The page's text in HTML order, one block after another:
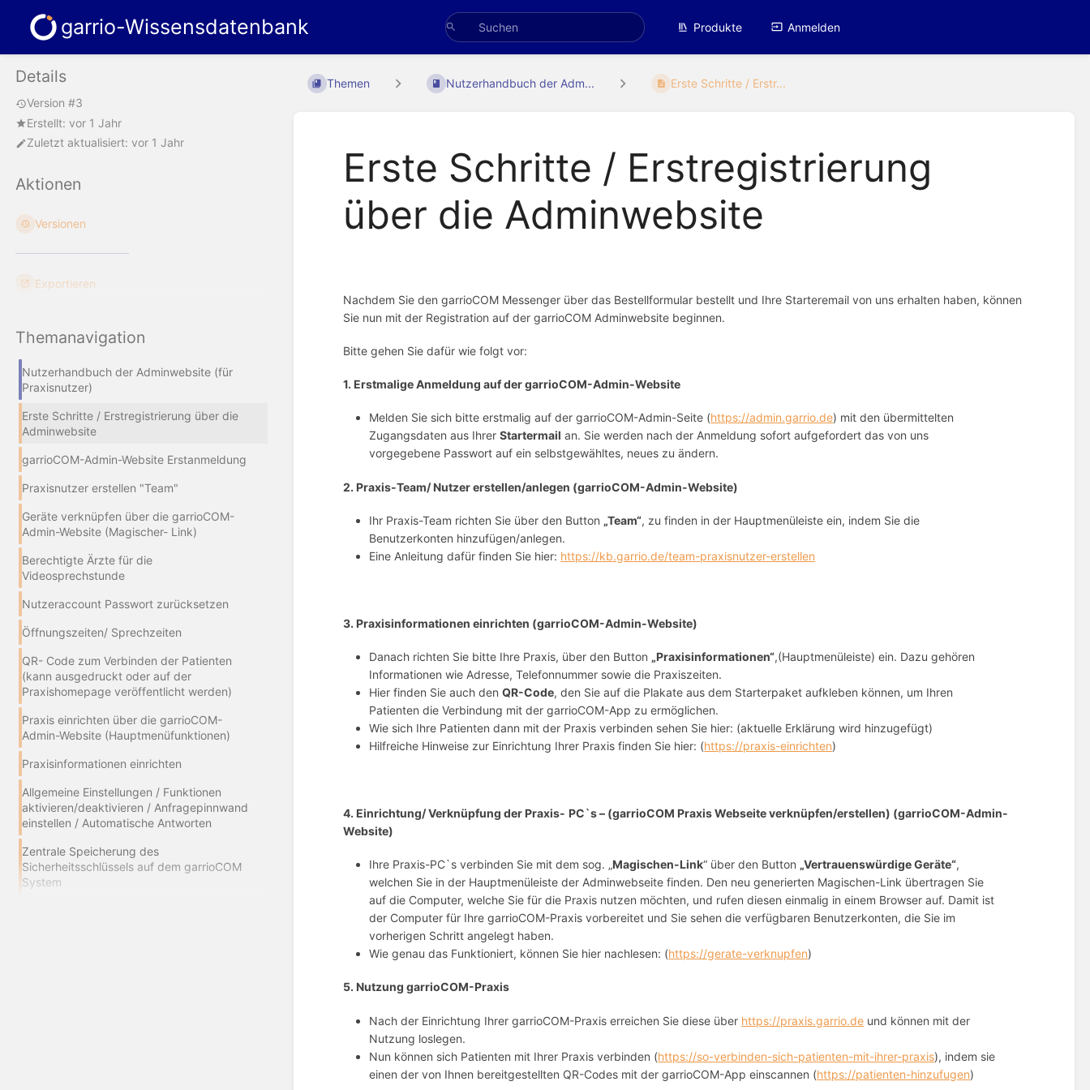
garrio-Wissensdatenbank Produkte Anmelden
Details
Version #3
Erstellt: vor 1 Jahr
Zuletzt aktualisiert: vor 1 Jahr
Aktionen
Versionen
Exportieren
Themanavigation
Nutzerhandbuch der Adminwebsite (für
Praxisnutzer)
Erste Schritte / Erstregistrierung über die
Adminwebsite
garrioCOM-Admin-Website Erstanmeldung
Praxisnutzer erstellen "Team"
Geräte verknüpfen über die garrioCOM-
Admin-Website (Magischer- Link)
Berechtigte Ärzte für die
Videosprechstunde
Nutzeraccount Passwort zurücksetzen
Öffnungszeiten/ Sprechzeiten
QR- Code zum Verbinden der Patienten
(kann ausgedruckt oder auf der
Praxishomepage veröffentlicht werden)
Praxis einrichten über die garrioCOM-
Admin-Website (Hauptmenüfunktionen)
Praxisinformationen einrichten
Allgemeine Einstellungen / Funktionen
aktivieren/deaktivieren / Anfragepinnwand
einstellen / Automatische Antworten
Zentrale Speicherung des
Sicherheitsschlüssels auf dem garrioCOM
System
Themen Nutzerhandbuch der Adm... Erste Schritte / Erstr...
Erste Schritte / Erstregistrierung
über die Adminwebsite
Nachdem Sie den garrioCOM Messenger über das Bestellformular bestellt und Ihre Starteremail von uns erhalten haben, können
Sie nun mit der Registration auf der garrioCOM Adminwebsite beginnen.
Bitte gehen Sie dafür wie folgt vor:
1. Erstmalige Anmeldung auf der garrioCOM-Admin-Website
Melden Sie sich bitte erstmalig auf der garrioCOM-Admin-Seite (https://admin.garrio.de) mit den übermittelten
Zugangsdaten aus IhrerStartermail an. Sie werden nach der Anmeldung sofort aufgefordert das von uns
vorgegebene Passwort auf ein selbstgewähltes, neues zu ändern.
2. Praxis-Team/ Nutzer erstellen/anlegen (garrioCOM-Admin-Website)
Ihr Praxis-Team richten Sie über den Button „Team“, zu finden in der Hauptmenüleiste ein, indem Sie die
Benutzerkonten hinzufügen/anlegen.
Eine Anleitung dafür finden Sie hier: https://kb.garrio.de/team-praxisnutzer-erstellen
3. Praxisinformationen einrichten (garrioCOM-Admin-Website)
Danach richten Sie bitte Ihre Praxis, über den Button „Praxisinformationen“,(Hauptmenüleiste) ein. Dazu gehören
Informationen wie Adresse, Telefonnummer sowie die Praxiszeiten.
Hier finden Sie auch denQR-Code, den Sie auf die Plakate aus dem Starterpaket aufkleben können, um Ihren
Patienten die Verbindung mit der garrioCOM-App zu ermöglichen.
Wie sich Ihre Patienten dann mit der Praxis verbinden sehen Sie hier: (aktuelle Erklärung wird hinzugefügt)
Hilfreiche Hinweise zur Einrichtung Ihrer Praxis finden Sie hier: (https://praxis-einrichten)
4. Einrichtung/ Verknüpfung der Praxis- PC`s – (garrioCOM Praxis Webseite verknüpfen/erstellen) (garrioCOM-Admin-
Website)
Ihre Praxis-PC`s verbinden Sie mit dem sog. „Magischen-Link“ über den Button „Vertrauenswürdige Geräte“,
welchen Sie in der Hauptmenüleiste der Adminwebseite finden. Den neu generierten Magischen-Link übertragen Sie
auf die Computer, welche Sie für die Praxis nutzen möchten, und rufen diesen einmalig in einem Browser auf. Damit ist
der Computer für Ihre garrioCOM-Praxis vorbereitet und Sie sehen die verfügbaren Benutzerkonten, die Sie im
vorherigen Schritt angelegt haben.
Wie genau das Funktioniert, können Sie hier nachlesen: (https://gerate-verknupfen)
5. Nutzung garrioCOM-Praxis
Nach der Einrichtung Ihrer garrioCOM-Praxis erreichen Sie diese über https://praxis.garrio.de und können mit der
Nutzung loslegen.
Nun können sich Patienten mit Ihrer Praxis verbinden (https://so-verbinden-sich-patienten-mit-ihrer-praxis), indem sie
einen der von Ihnen bereitgestellten QR-Codes mit der garrioCOM-App einscannen (https://patienten-hinzufugen)